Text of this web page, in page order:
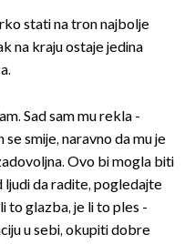
stati na tron najbolje
na kraju ostaje jedina
Sad sam mu rekla -
smije, naravno da mu je
Ovo bi mogla biti
ljudi da radite, pogledajte
to glazba, je li to ples -
u sebi, okupiti dobre